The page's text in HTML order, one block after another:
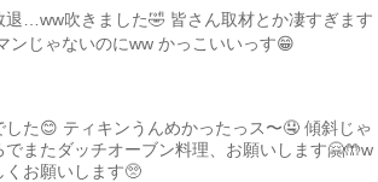
退…ww吹きました🤣 皆さん取材とか凄すぎます
ンじゃないのにww かっこいいっす😁
した😊 ティキンうんめかったっス〜🤤 傾斜じゃ
でまたダッチオーブン料理、お願いします🤗🤲w
くお願いします🥺